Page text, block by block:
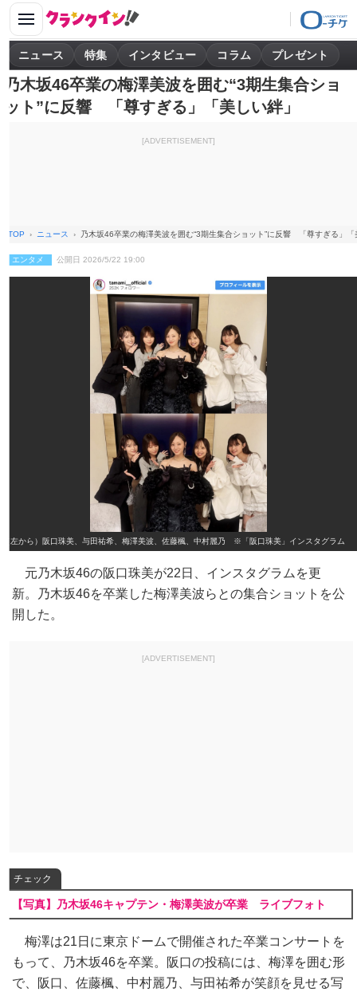
ニュース 特集 インタビュー コラム プレゼント
乃木坂46卒業の梅澤美波を囲む“3期生集合ショ
ット”に反響 「尊すぎる」「美しい絆」
[ADVERTISEMENT]
TOP ニュース 乃木坂46卒業の梅澤美波を囲む“3期生集合ショット”に反響 「尊すぎる」「
エンタメ 公開日 2026/5/22 19:00
（左から）阪口珠美、与田祐希、梅澤美波、佐藤楓、中村麗乃 ※「阪口珠美」インスタグラム
元乃木坂46の阪口珠美が22日、インスタグラムを更
新。乃木坂46を卒業した梅澤美波らとの集合ショットを公
開した。
[ADVERTISEMENT]
チェック
【写真】乃木坂46キャプテン・梅澤美波が卒業 ライブフォト
梅澤は21日に東京ドームで開催された卒業コンサートを
もって、乃木坂46を卒業。阪口の投稿には、梅澤を囲む形
で、阪口、佐藤楓、中村麗乃、与田祐希が笑顔を見せる写